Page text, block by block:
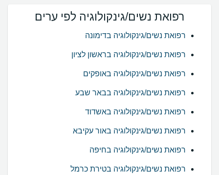
רפואת נשים/גינקולוגיה לפי ערים
רפואת נשים/גינקולוגיה בדימונה
רפואת נשים/גינקולוגיה בראשון לציון
רפואת נשים/גינקולוגיה באופקים
רפואת נשים/גינקולוגיה בבאר שבע
רפואת נשים/גינקולוגיה באשדוד
רפואת נשים/גינקולוגיה באור עקיבא
רפואת נשים/גינקולוגיה בחיפה
רפואת נשים/גינקולוגיה בטירת כרמל